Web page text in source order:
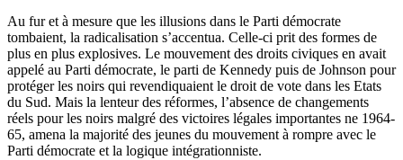
Au fur et à mesure que les illusions dans le Parti démocrate
tombaient, la radicalisation s’accentua. Celle-ci prit des formes de
plus en plus explosives. Le mouvement des droits civiques en avait
appelé au Parti démocrate, le parti de Kennedy puis de Johnson pour
protéger les noirs qui revendiquaient le droit de vote dans les Etats
du Sud. Mais la lenteur des réformes, l’absence de changements
réels pour les noirs malgré des victoires légales importantes ne 1964-
65, amena la majorité des jeunes du mouvement à rompre avec le
Parti démocrate et la logique intégrationniste.